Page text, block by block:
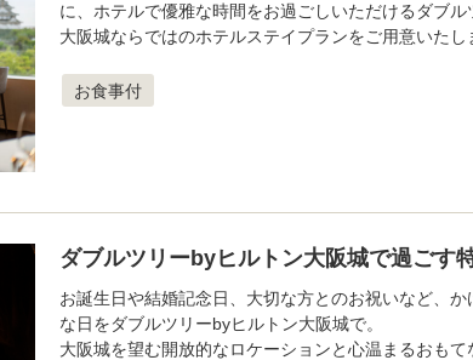
に、ホテルで優雅な時間をお過ごしいただけるダブル
大阪城ならではのホテルステイプランをご用意いたし
お食事付
ダブルツリーbyヒルトン大阪城で過ごす
お誕生日や結婚記念日、大切な方とのお祝いなど、か
な日をダブルツリーbyヒルトン大阪城で。
大阪城を望む開放的なロケーションと心温まるおも